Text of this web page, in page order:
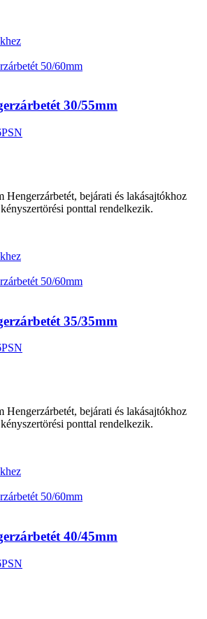
30/55mm
bejárati és lakásajtókhoz
ponttal rendelkezik.
35/35mm
bejárati és lakásajtókhoz
ponttal rendelkezik.
40/45mm